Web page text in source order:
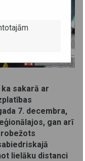
sakarā ar
7. decembra,
, gan arī
lielāku distanci